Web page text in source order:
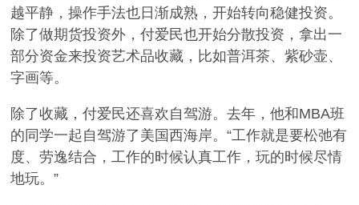
越平静，操作手法也日渐成熟，开始转向稳健投资。
除了做期货投资外，付爱民也开始分散投资，拿出一
部分资金来投资艺术品收藏，比如普洱茶、紫砂壶、
字画等。
除了收藏，付爱民还喜欢自驾游。去年，他和MBA班
的同学一起自驾游了美国西海岸。“工作就是要松弛有
度、劳逸结合，工作的时候认真工作，玩的时候尽情
地玩。”